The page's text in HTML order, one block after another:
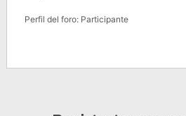
Perfil del foro: Participante